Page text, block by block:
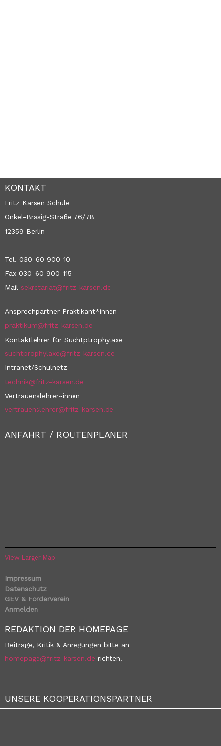
KONTAKT
Fritz Karsen Schule
Onkel-Bräsig-Straße 76/78
12359 Berlin
Tel. 030-60 900-10
Fax 030-60 900-115
Mail sekretariat@fritz-karsen.de
Ansprechpartner Praktikant*innen
praktikum@fritz-karsen.de
Kontaktlehrer für Suchtptrophylaxe
suchtprophylaxe@fritz-karsen.de
Intranet/Schulnetz
technik@fritz-karsen.de
Vertrauenslehrer~innen
vertrauenslehrer@fritz-karsen.de
ANFAHRT / ROUTENPLANER
View Larger Map
Impressum
Datenschutz
GEV & Förderverein
Anmelden
REDAKTION DER HOMEPAGE
Beiträge, Kritik & Anregungen bitte an
homepage@fritz-karsen.de richten.
UNSERE KOOPERATIONSPARTNER